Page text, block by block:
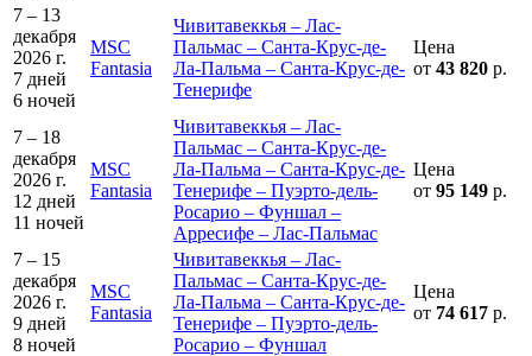
7 – 13
декабря
2026 г.
7 дней
6 ночей
MSC
Fantasia
Чивитавеккья – Лас-
Пальмас – Санта-Крус-де-
Ла-Пальма – Санта-Крус-де-
Тенерифе
Цена
от 43 820 р.
7 – 18
декабря
2026 г.
12 дней
11 ночей
MSC
Fantasia
Чивитавеккья – Лас-
Пальмас – Санта-Крус-де-
Ла-Пальма – Санта-Крус-де-
Тенерифе – Пуэрто-дель-
Росарио – Фуншал –
Арресифе – Лас-Пальмас
Цена
от 95 149 р.
7 – 15
декабря
2026 г.
9 дней
8 ночей
MSC
Fantasia
Чивитавеккья – Лас-
Пальмас – Санта-Крус-де-
Ла-Пальма – Санта-Крус-де-
Тенерифе – Пуэрто-дель-
Росарио – Фуншал
Цена
от 74 617 р.